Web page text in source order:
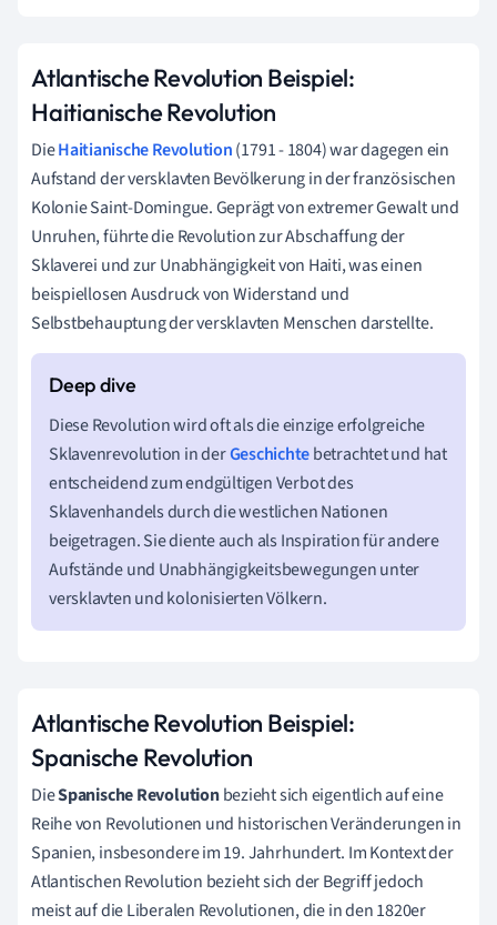
Atlantische Revolution Beispiel:
Haitianische Revolution
DieHaitianische Revolution(1791 - 1804) war dagegen ein
Aufstand der versklavten Bevölkerung in der französischen
Kolonie Saint-Domingue. Geprägt von extremer Gewalt und
Unruhen, führte die Revolution zur Abschaffung der
Sklaverei und zur Unabhängigkeit von Haiti, was einen
beispiellosen Ausdruck von Widerstand und
Selbstbehauptung der versklavten Menschen darstellte.
Diese Revolution wird oft als die einzige erfolgreiche
Sklavenrevolution in derGeschichtebetrachtet und hat
entscheidend zum endgültigen Verbot des
Sklavenhandels durch die westlichen Nationen
beigetragen. Sie diente auch als Inspiration für andere
Aufstände und Unabhängigkeitsbewegungen unter
versklavten und kolonisierten Völkern.
Atlantische Revolution Beispiel:
Spanische Revolution
DieSpanische Revolutionbezieht sich eigentlich auf eine
Reihe von Revolutionen und historischen Veränderungen in
Spanien, insbesondere im 19. Jahrhundert. Im Kontext der
Atlantischen Revolution bezieht sich der Begriff jedoch
meist auf die Liberalen Revolutionen, die in den 1820er